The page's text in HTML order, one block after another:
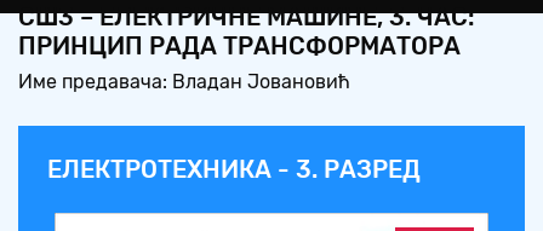
СШ3 – ЕЛЕКТРИЧНЕ МАШИНЕ, 3. ЧАС:
ПРИНЦИП РАДА ТРАНСФОРМАТОРА
Име предавача: Владан Јовановић
ЕЛЕКТРОТЕХНИКА - 3. РАЗРЕД